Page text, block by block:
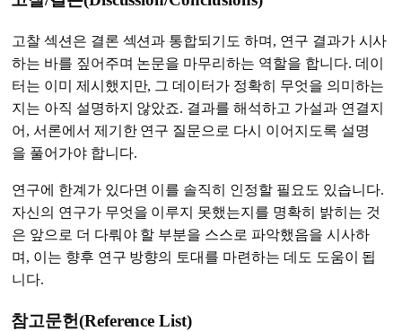
고찰 섹션은 결론 섹션과 통합되기도 하며, 연구 결과가 시사
하는 바를 짚어주며 논문을 마무리하는 역할을 합니다. 데이
터는 이미 제시했지만, 그 데이터가 정확히 무엇을 의미하는
지는 아직 설명하지 않았죠. 결과를 해석하고 가설과 연결지
어, 서론에서 제기한 연구 질문으로 다시 이어지도록 설명
을 풀어가야 합니다.
연구에 한계가 있다면 이를 솔직히 인정할 필요도 있습니다.
자신의 연구가 무엇을 이루지 못했는지를 명확히 밝히는 것
은 앞으로 더 다뤄야 할 부분을 스스로 파악했음을 시사하
며, 이는 향후 연구 방향의 토대를 마련하는 데도 도움이 됩
니다.
참고문헌(Reference List)